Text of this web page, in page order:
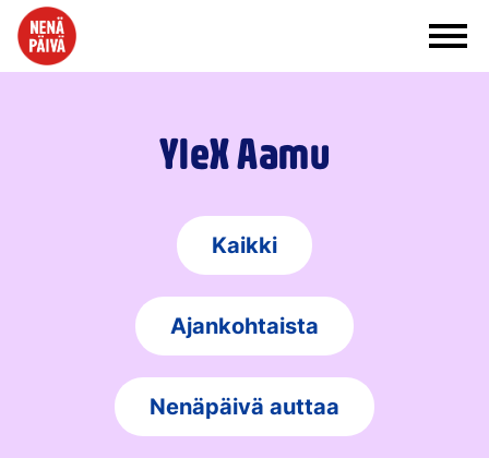
Siirry sisältöön
YleX Aamu
Kaikki
Ajankohtaista
Nenäpäivä auttaa